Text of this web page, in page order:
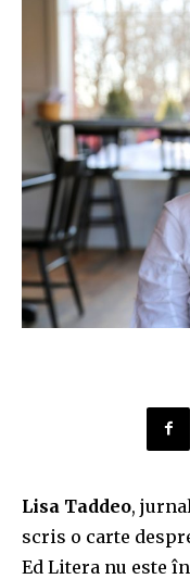
Lisa Taddeo,
scris o carte
Ed Litera nu este